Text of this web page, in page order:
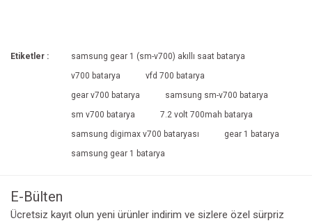
Etiketler :
samsung gear 1 (sm-v700) akıllı saat batarya
v700 batarya
vfd 700 batarya
gear v700 batarya
samsung sm-v700 batarya
sm v700 batarya
7.2 volt 700mah batarya
samsung digimax v700 bataryası
gear 1 batarya
samsung gear 1 batarya
E-Bülten
Ücretsiz kayıt olun yeni ürünler indirim ve sizlere özel sürpriz